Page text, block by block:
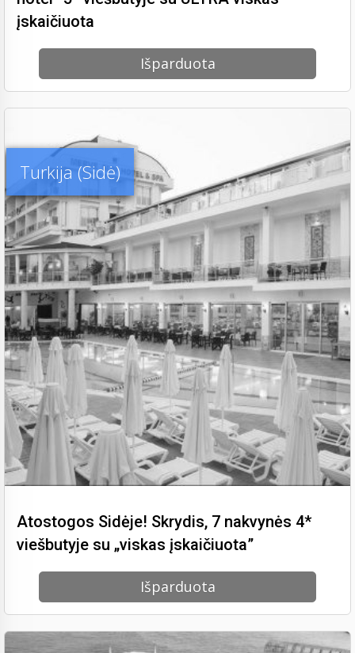
įskaičiuota
Išparduota
Turkija (Sidė)
Atostogos Sidėje! Skrydis, 7 nakvynės 4*
viešbutyje su „viskas įskaičiuota”
Išparduota